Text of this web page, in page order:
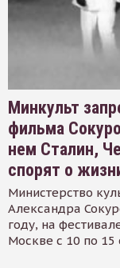
Минкульт
фильма
нем Сталин,
спорят о
Министерство
Александра
году, на
Москве с 10 по 15